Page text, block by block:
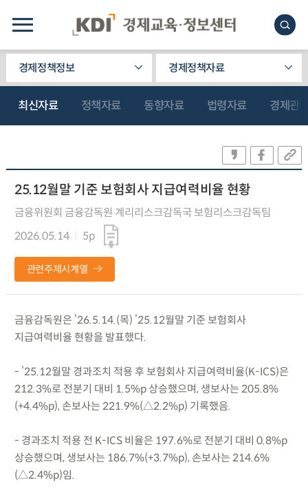
경제정책정보 경제정책자료
최신자료 정책자료 동향자료 법령자료 경제관
25.12월말 기준 보험회사 지급여력비율 현황
금융위원회 금융감독원 계리리스크감독국 보험리스크감독팀
2026.05.14
5p
관련주제시계열
금융감독원은 ’26.5.14.(목) ’25.12월말 기준 보험회사
지급여력비율 현황을 발표했다.
- ’25.12월말 경과조치 적용 후 보험회사 지급여력비율(K-ICS)은
212.3%로 전분기 대비 1.5%p 상승했으며, 생보사는 205.8%
(+4.4%p), 손보사는 221.9%(△2.2%p) 기록했음.
- 경과조치 적용 전 K-ICS 비율은 197.6%로 전분기 대비 0.8%p
상승했으며, 생보사는 186.7%(+3.7%p), 손보사는 214.6%
(△2.4%p)임.